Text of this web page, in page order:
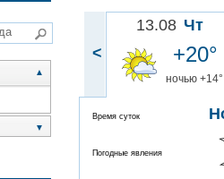
▲
▼
<
13.08 Чт
+20°
ночью +14°
Время суток
Погодные явления